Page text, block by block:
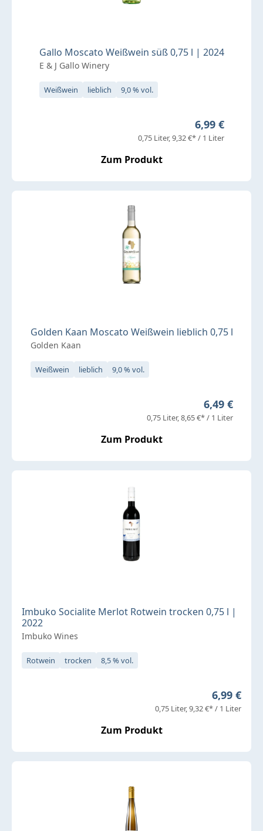
Gallo Moscato Weißwein süß 0,75 l | 2024
E & J Gallo Winery
Weißwein lieblich 9,0 % vol.
Regulärer
6,99 €
0,75 Liter 9,32 €* / 1 Liter
Zum Produkt
Golden Kaan Moscato Weißwein lieblich 0,75 l
Golden Kaan
Weißwein lieblich 9,0 % vol.
Regulärer
6,49 €
0,75 Liter 8,65 €* / 1 Liter
Zum Produkt
Imbuko Socialite Merlot Rotwein trocken 0,75 l |
2022
Imbuko Wines
Rotwein trocken 8,5 % vol.
Regulärer
6,99 €
0,75 Liter 9,32 €* / 1 Liter
Zum Produkt